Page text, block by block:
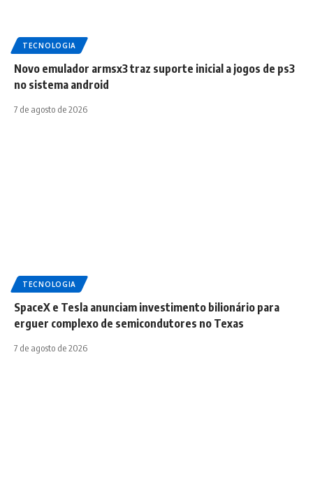
TECNOLOGIA
Novo emulador armsx3 traz suporte inicial a jogos de ps3
no sistema android
7 de agosto de 2026
TECNOLOGIA
SpaceX e Tesla anunciam investimento bilionário para
erguer complexo de semicondutores no Texas
7 de agosto de 2026